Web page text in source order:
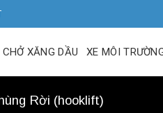
XĂNG DẦU XE MÔI
Rời (hooklift)